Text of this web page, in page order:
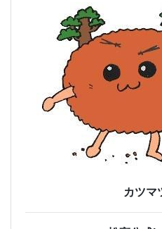
カツマ